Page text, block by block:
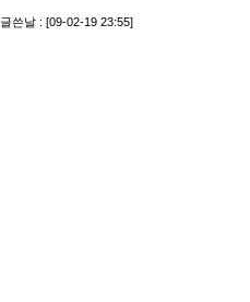
글쓴날 : [09-02-19 23:55]